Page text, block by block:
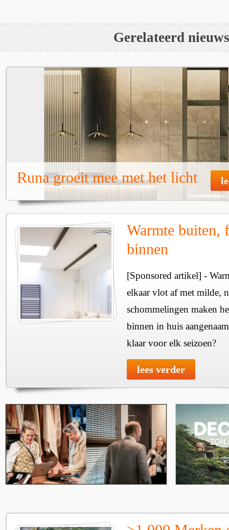
Gerelateerd nieuws
Runa groeit mee met het licht
Warmte buiten,
binnen
[Sponsored artikel] -
elkaar vlot af met milde,
schommelingen maken
binnen in huis
klaar voor elk seizoen?
lees verder